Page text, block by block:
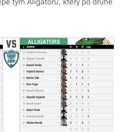
tým Aligátorů, který po druhé